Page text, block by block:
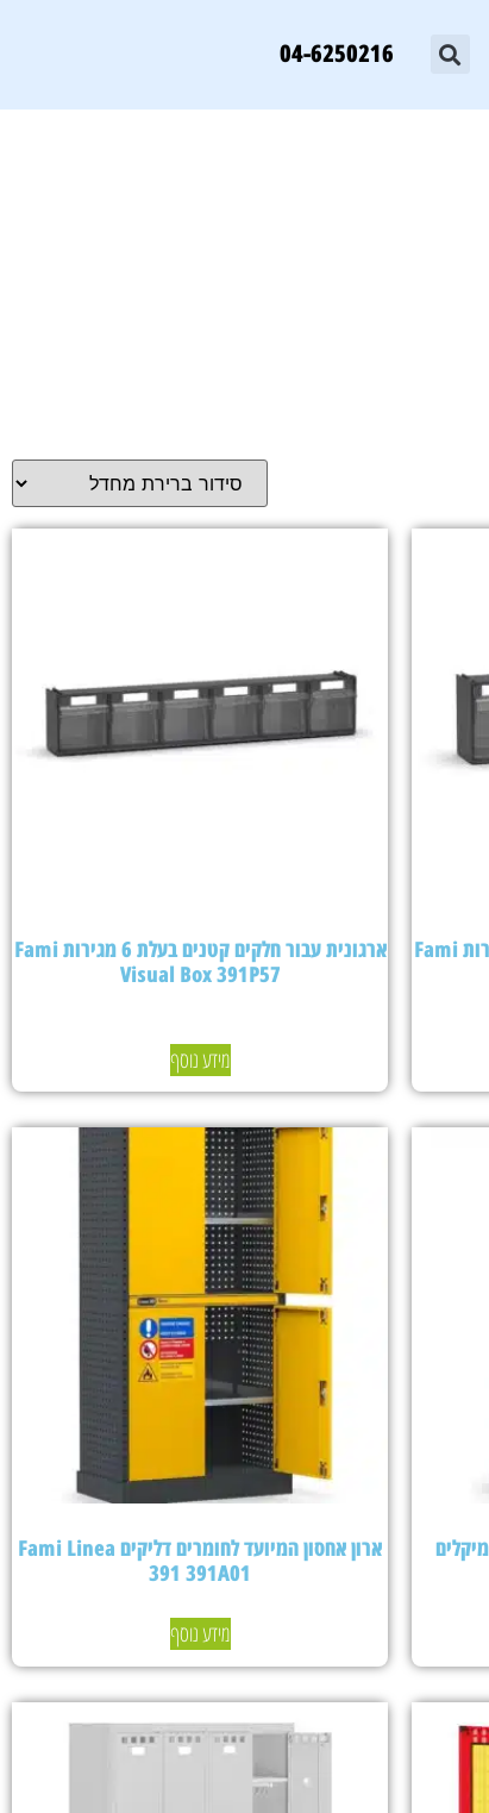
04-6250216
ארגונית עבור חלקים קטנים בעלת 5 מגירות Fami
ארגונית עבור חלקים קטנים בעלת 6 מגירות Fami
Visual Box 391P57
מידע נוסף
ארון אחסון המיועד לחומרים דליקים Fami Linea
391 391A01
מידע נוסף